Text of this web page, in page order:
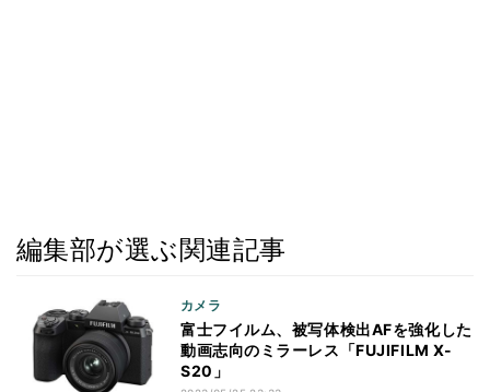
編集部が選ぶ関連記事
カメラ
富士フイルム、被写体検出AFを強化した
動画志向のミラーレス「FUJIFILM X-
S20」